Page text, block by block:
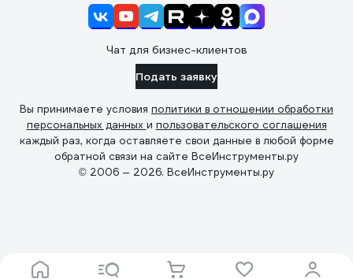
Чат для бизнес-клиентов
Подать заявку
Вы принимаете условия политики в отношении обработки
персональных данных и пользовательского соглашения
каждый раз, когда оставляете свои данные в любой форме
обратной связи на сайте ВсеИнструменты.ру
© 2006 — 2026. ВсеИнструменты.ру